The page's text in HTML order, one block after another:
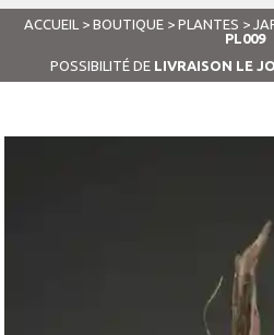
ACCUEIL > BOUTIQUE> PLANTES >
PL009
POSSIBILITÉ DE LIVRAISON LE